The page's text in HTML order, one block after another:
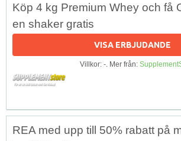
Köp 4 kg Premium Whey och få
en shaker gratis
VISA ERBJUDANDE
Villkor: -. Mer från:
REA med upp till 50% rabatt på